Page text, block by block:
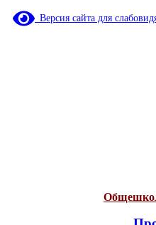
Версия сайта для